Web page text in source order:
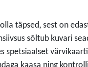
täpsed, sest on
sõltub kuvari
spetsiaalset
kaasa ning